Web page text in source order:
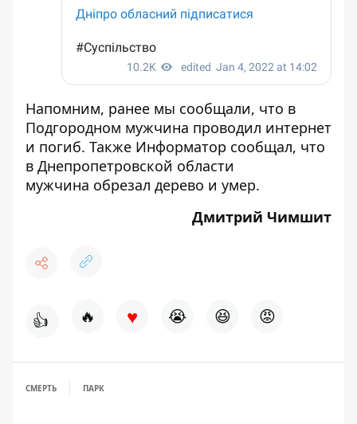
Напомним, ранее мы сообщали, что в
Подгородном мужчина проводил интернет
и погиб. Также Информатор сообщал, что
в Днепропетровской области
мужчина обрезал дерево и умер.
Дмитрий Чимшит
👍 🔥 ♥ 😭 😆 😡
СМЕРТЬ ПАРК